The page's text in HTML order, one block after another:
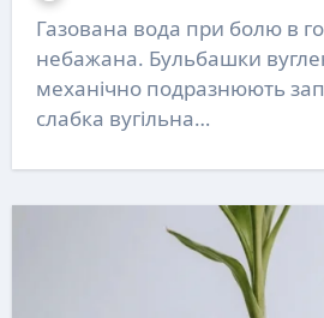
Газована вода при болю в горлі переважно
небажана. Бульбашки
механічно подразнюють
слабка вугільна…